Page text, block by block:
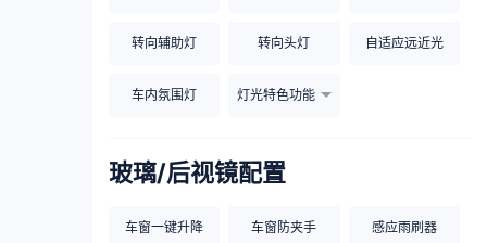
转向辅助灯 转向头灯 自适应远近光
车内氛围灯 灯光特色功能
玻璃/后视镜配置
车窗一键升降 车窗防夹手 感应雨刷器